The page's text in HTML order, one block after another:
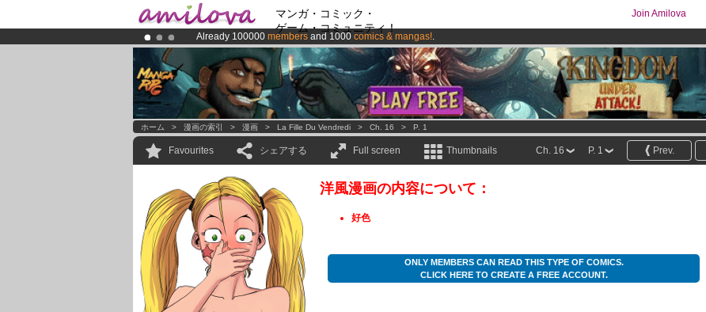
マンガ・コミック・
ゲーム・コミュニティ！
Join Amilova
Already 100000 members and 1000 comics & mangas!.
Premium membership from3.95 eurosper month !Get membership now
AmilovaKickstarter is now LIVE!.
ホーム > 漫画の索引 > 漫画 > La Fille Du Vendredi > Ch. 16 > P. 1
Favourites シェアする Full screen Thumbnails Prev.
P. 1
Ch. 16
洋風漫画の内容について：
好色
ONLY MEMBERS CAN READ THIS TYPE OF COMICS.
CLICK HERE TO CREATE A FREE ACCOUNT.